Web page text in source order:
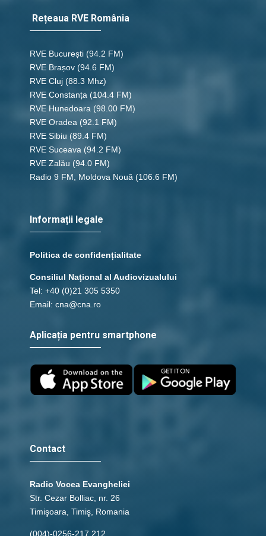
Rețeaua RVE România
RVE București (94.2 FM)
RVE Brașov (94.6 FM)
RVE Cluj (88.3 Mhz)
RVE Constanța (104.4 FM)
RVE Hunedoara (98.00 FM)
RVE Oradea (92.1 FM)
RVE Sibiu (89.4 FM)
RVE Suceava (94.2 FM)
RVE Zalău (94.0 FM)
Radio 9 FM, Moldova Nouă (106.6 FM)
Informații legale
Politica de confidențialitate
Consiliul Naţional al Audiovizualului
Tel: +40 (0)21 305 5350
Email: cna@cna.ro
Aplicația pentru smartphone
Contact
Radio Vocea Evangheliei
Str. Cezar Bolliac, nr. 26
Timişoara, Timiş, Romania
(004)-0256-217.212